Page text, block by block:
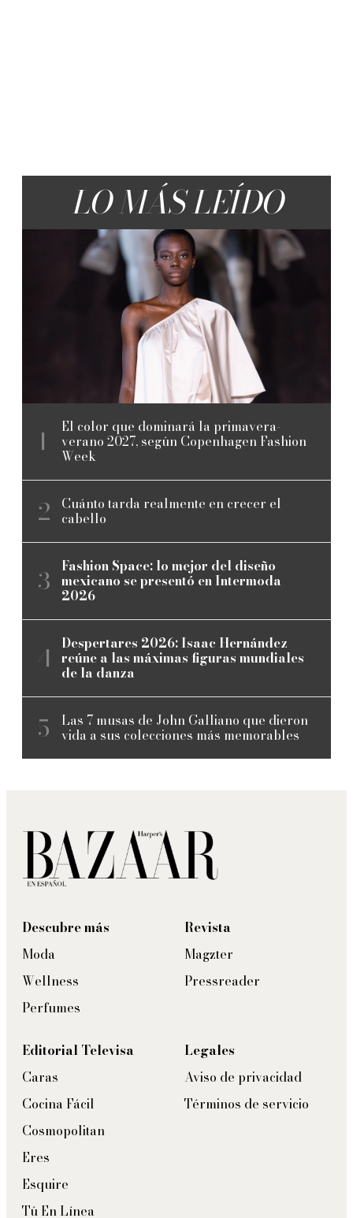
LO MÁS LEÍDO
El color que dominará la primavera-
verano 2027, según Copenhagen Fashion
Week
Cuánto tarda realmente en crecer el
cabello
Fashion Space: lo mejor del diseño
mexicano se presentó en Intermoda
2026
Despertares 2026: Isaac Hernández
reúne a las máximas figuras mundiales
de la danza
Las 7 musas de John Galliano que dieron
vida a sus colecciones más memorables
Descubre más
Moda
Wellness
Perfumes
Revista
Magzter
Pressreader
Editorial Televisa
Caras
Cocina Fácil
Cosmopolitan
Eres
Esquire
Tú En Línea
Legales
Aviso de privacidad
Términos de servicio